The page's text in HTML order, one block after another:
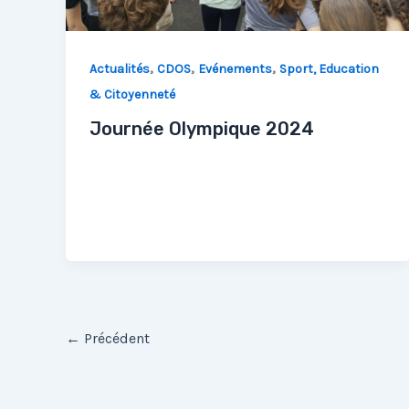
Actualités, CDOS, Evénements, Sport, Education
& Citoyenneté
Journée Olympique 2024
← Précédent